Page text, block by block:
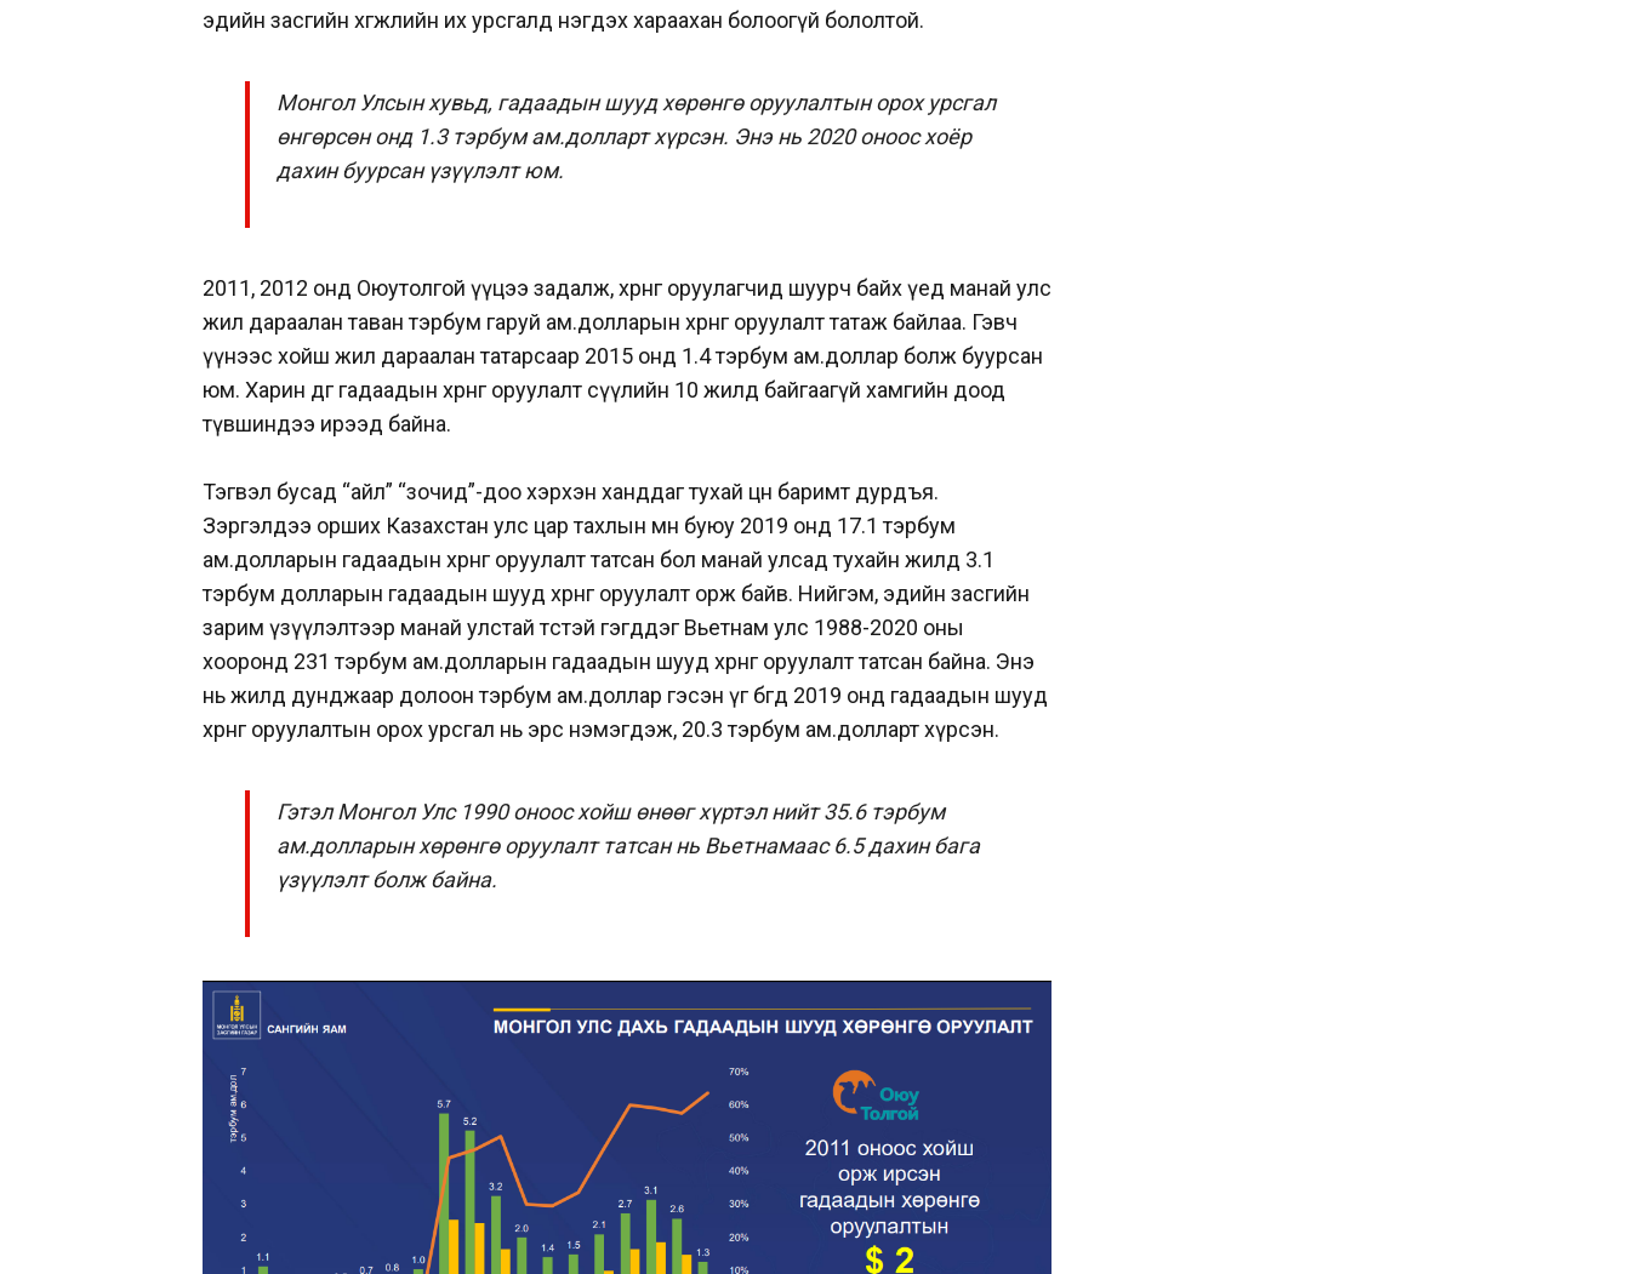
эдийн засгийн хөгжлийн их урсгалд нэгдэх хараахан болоогүй бололтой.
Монгол Улсын хувьд, гадаадын шууд хөрөнгө оруулалтын орох урсгал
өнгөрсөн онд 1.3 тэрбум ам.долларт хүрсэн. Энэ нь 2020 оноос хоёр
дахин буурсан үзүүлэлт юм.
2011, 2012 онд Оюутолгой үүцээ задалж, хөрөнгө оруулагчид шуурч байх үед манай улс
жил дараалан таван тэрбум гаруй ам.долларын хөрөнгө оруулалт татаж байлаа. Гэвч
үүнээс хойш жил дараалан татарсаар 2015 онд 1.4 тэрбум ам.доллар болж буурсан
юм. Харин өдгөө гадаадын хөрөнгө оруулалт сүүлийн 10 жилд байгаагүй хамгийн доод
түвшиндээ ирээд байна.
Тэгвэл бусад “айл” “зочид”-доо хэрхэн ханддаг тухай цөөн баримт дурдъя.
Зэргэлдээ орших Казахстан улс цар тахлын өмнө буюу 2019 онд 17.1 тэрбум
ам.долларын гадаадын хөрөнгө оруулалт татсан бол манай улсад тухайн жилд 3.1
тэрбум долларын гадаадын шууд хөрөнгө оруулалт орж байв. Нийгэм, эдийн засгийн
зарим үзүүлэлтээр манай улстай төстэй гэгддэг Вьетнам улс 1988-2020 оны
хооронд 231 тэрбум ам.долларын гадаадын шууд хөрөнгө оруулалт татсан байна. Энэ
нь жилд дунджаар долоон тэрбум ам.доллар гэсэн үг бөгөөд 2019 онд гадаадын шууд
хөрөнгө оруулалтын орох урсгал нь эрс нэмэгдэж, 20.3 тэрбум ам.долларт хүрсэн.
Гэтэл Монгол Улс 1990 оноос хойш өнөөг хүртэл нийт 35.6 тэрбум
ам.долларын хөрөнгө оруулалт татсан нь Вьетнамаас 6.5 дахин бага
үзүүлэлт болж байна.